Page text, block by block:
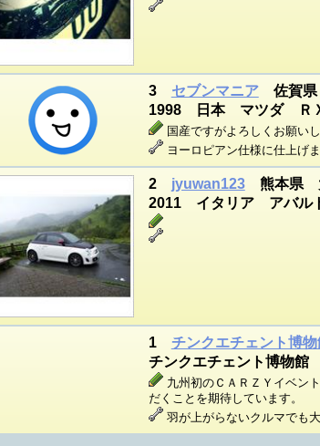
3 セブンマニア佐賀県
1998 日本 マツダ Ｒ
国産ですがよろしくお願い
ヨーロピアン仕様に仕上げ
2 jyuwan123熊本県
2011 イタリア アバ
1 チンクエチェント博物
チンクエチェント博物館
九州初のＣＡＲＺＹイベン
だくことを期待しています。
羽が上がらないクルマでも